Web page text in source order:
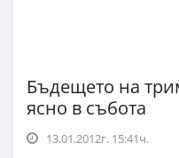
Бъдещето на
ясно в събота
13.01.2012г. 15:41ч.